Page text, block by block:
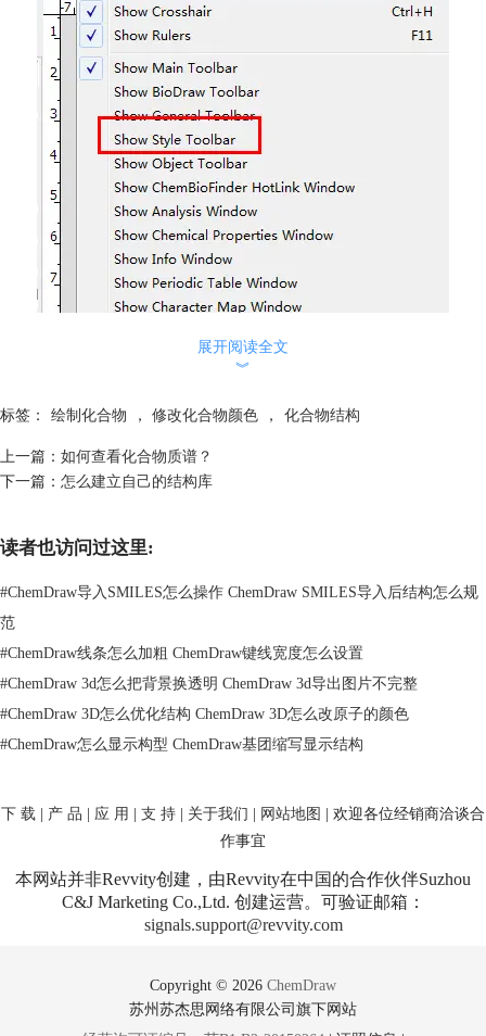
如下图所示，在ChemDraw上方的工具栏中，就会显示出修改颜色的操作
图3：在工具栏显示颜色按钮
化合物周围被蓝色框。
ChemDraw作为专业的化学绘图软件，也可以用来画聚合物，具体教程可
如何用ChemDraw绘制高分子化合物聚苯乙烯。
展开阅读全文
︾
标签： 绘制化合物 ， 修改化合物颜色 ， 化合物结构
上一篇： 如何查看化合物质谱？
下一篇： 怎么建立自己的结构库
读者也访问过这里:
#ChemDraw导入SMILES怎么操作 ChemDraw SMILES导入后结构怎么规
范
#ChemDraw线条怎么加粗 ChemDraw键线宽度怎么设置
#ChemDraw 3d怎么把背景换透明 ChemDraw 3d导出图片不完整
#ChemDraw 3D怎么优化结构 ChemDraw 3D怎么改原子的颜色
#ChemDraw怎么显示构型 ChemDraw基团缩写显示结构
下 载 产 品 应 用 支 持 关于我们 网站地图
| 欢迎各位经销商洽谈合
作事宜
本网站并非Revvity创建，由Revvity在中国的合作伙伴Suzhou
C&J Marketing Co.,Ltd. 创建运营。可验证邮箱：
signals.support@revvity.com
Copyright © 2026 ChemDraw
苏州苏杰思网络有限公司旗下网站